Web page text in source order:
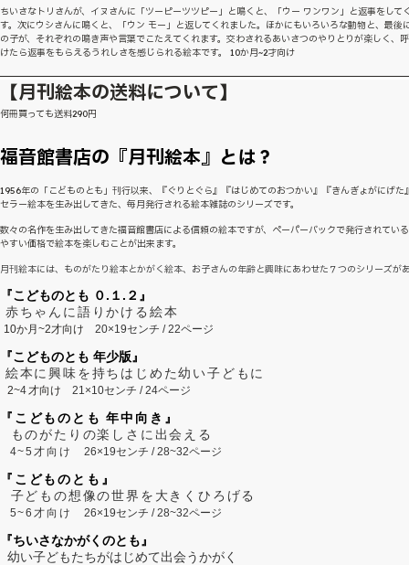
ちいさなトリさんが、イヌさんに「ツーピーツツピー」と鳴くと、「ウー ワンワン」と返事をして
す。次にウシさんに鳴くと、「ウン モー」と返してくれました。ほかにもいろいろな動物と、最後
の子が、それぞれの鳴き声や言葉でこたえてくれます。交わされるあいさつのやりとりが楽しく、
けたら返事をもらえるうれしさを感じられる絵本です。 10か月~2才向け
【月刊絵本の送料について】
何冊買っても送料290円
福音館書店の『月刊絵本』とは？
1956年の「こどものとも」刊行以来、『ぐりとぐら』『はじめてのおつかい』『きんぎょがにげた
セラー絵本を生み出してきた、毎月発行される絵本雑誌のシリーズです。
数々の名作を生み出してきた福音館書店による信頼の絵本ですが、ペーパーバックで発行されてい
やすい価格で絵本を楽しむことが出来ます。
月刊絵本には、ものがたり絵本とかがく絵本、お子さんの年齢と興味にあわせた７つのシリーズが
『こどものとも ０.１.２』
赤ちゃんに語りかける絵本
10か月~2才向け 20×19センチ / 22ページ
『こどものとも 年少版』
絵本に興味を持ちはじめた幼い子どもに
2~4 才向け 21×10センチ / 24ページ
『こどものとも 年中向き』
ものがたりの楽しさに出会える
4~5才向け26×19センチ / 28~32ページ
『こどものとも』
子どもの想像の世界を大きくひろげる
5~6才向け26×19センチ / 28~32ページ
『ちいさなかがくのとも』
幼い子どもたちがはじめて出会うかがく